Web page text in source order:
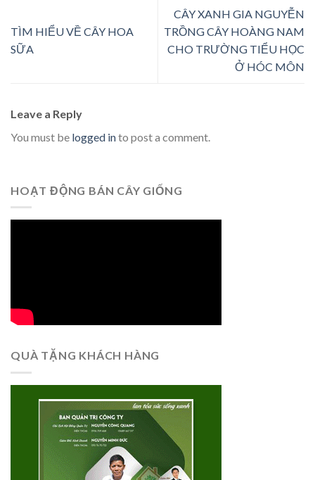
TÌM HIỂU VỀ CÂY HOA
SỮA
CÂY XANH GIA NGUYỄN
TRỒNG CÂY HOÀNG NAM
CHO TRƯỜNG TIỂU HỌC
Ở HÓC MÔN
Leave a Reply
You must be logged into post a comment.
HOẠT ĐỘNG BÁN CÂY GIỐNG
QUÀ TẶNG KHÁCH HÀNG